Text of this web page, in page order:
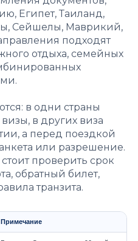
Египет, Таиланд,
Сейшелы, Маврикий,
подходят
отдыха, семейных
в одни страны
в других виза
а перед поездкой
или разрешение.
проверить срок
обратный билет,
транзита.
Примечание